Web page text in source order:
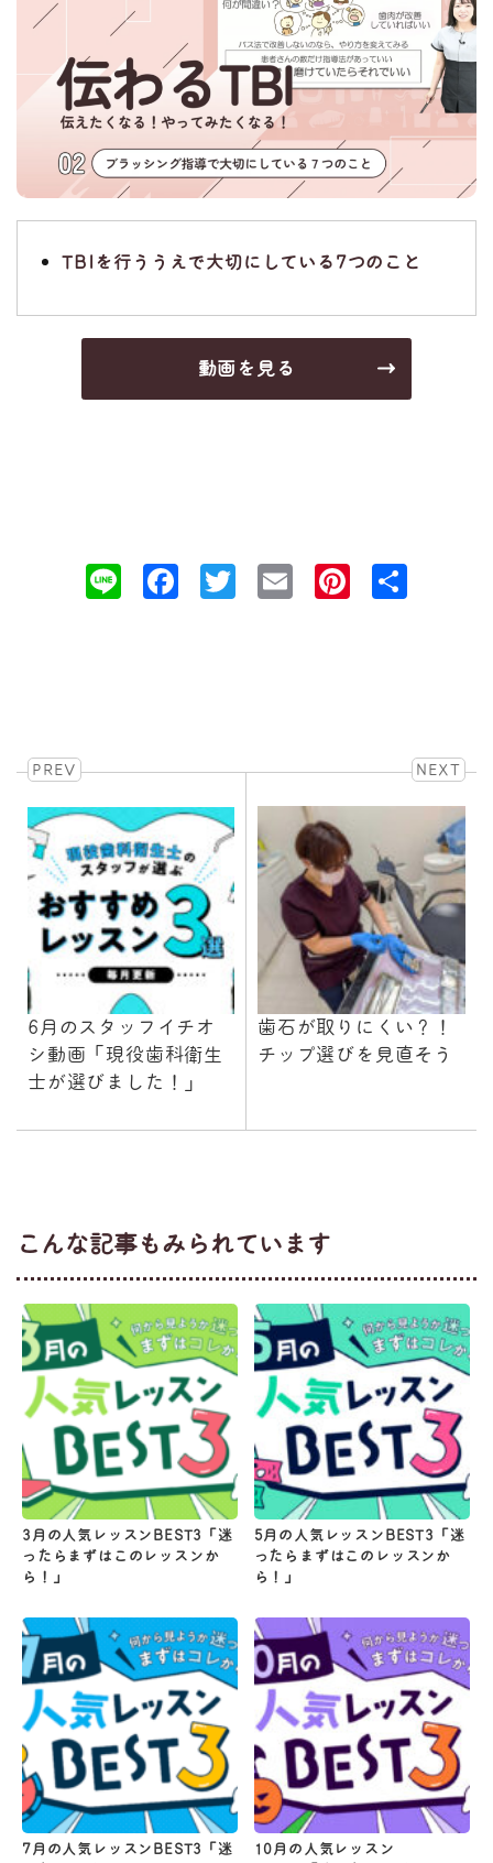
TBIを行ううえで大切にしている7つのこと
動画を見る
Line Facebook
TwitterEmail
PREV
6月のスタッフイチオ
シ動画「現役歯科衛生
士が選びました！」
NEXT
歯石が取りにくい？！
チップ選びを見直そう
こんな記事もみられています
3月の人気レッスンBEST3「迷
ったらまずはこのレッスンか
ら！」
5月の人気レッスンBEST3「迷
ったらまずはこのレッスンか
ら！」
7月の人気レッスンBEST3「迷
10月の人気レッスン